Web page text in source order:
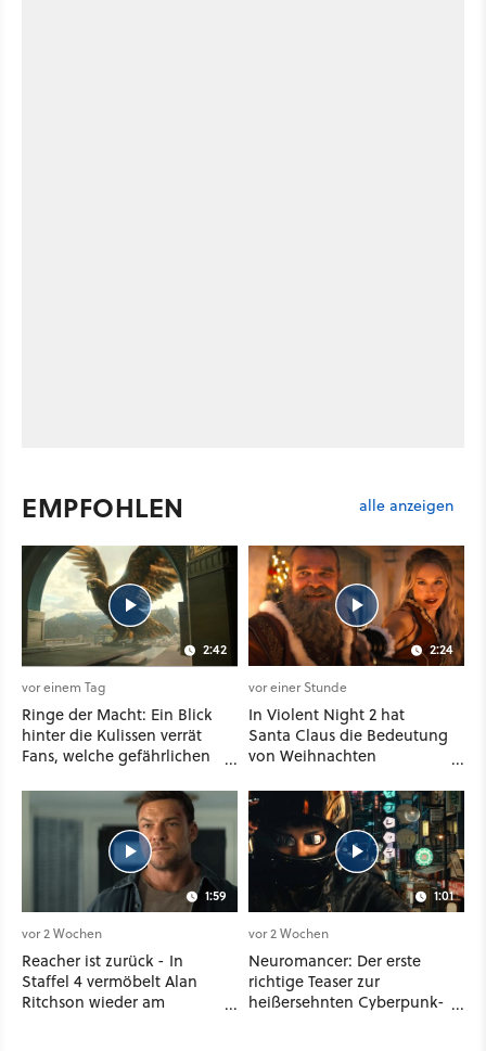
EMPFOHLEN alle anzeigen
2:42
vor einem Tag
Ringe der Macht: Ein Blick
hinter die Kulissen verrät
Fans, welche gefährlichen
warten
2:24
vor einer Stunde
In Violent Night 2 hat
Santa Claus die Bedeutung
von Weihnachten
Problem mit viel roher
Gewalt
1:59
vor 2 Wochen
Reacher ist zurück - In
Staffel 4 vermöbelt Alan
Ritchson wieder am
1:01
vor 2 Wochen
Neuromancer: Der erste
richtige Teaser zur
heißersehnten Cyberpunk-